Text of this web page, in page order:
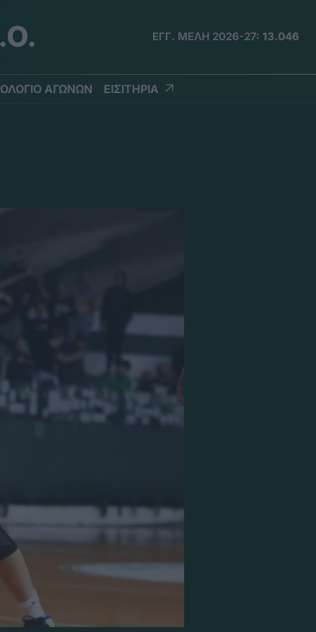
ΕΓΓ. ΜΕΛΗ 2026-27: 13.046
ΑΓΩΝΩΝ ΕΙΣΙΤΗΡΙΑ